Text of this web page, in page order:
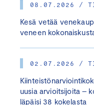
08.07.2026 /
Kesä vetää
veneen
02.07.2026 /
uusia arvioitsijoita –
läpäisi 38 kokelasta